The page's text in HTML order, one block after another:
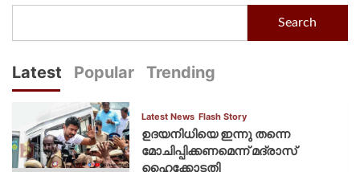
Search
Latest Popular Trending
Latest News Flash Story
ഉദയനിധിയെ ഇന്നു തന്നെ
മോചിപ്പിക്കണമെന്ന് മദ്രാസ്
ഹൈക്കോടതി